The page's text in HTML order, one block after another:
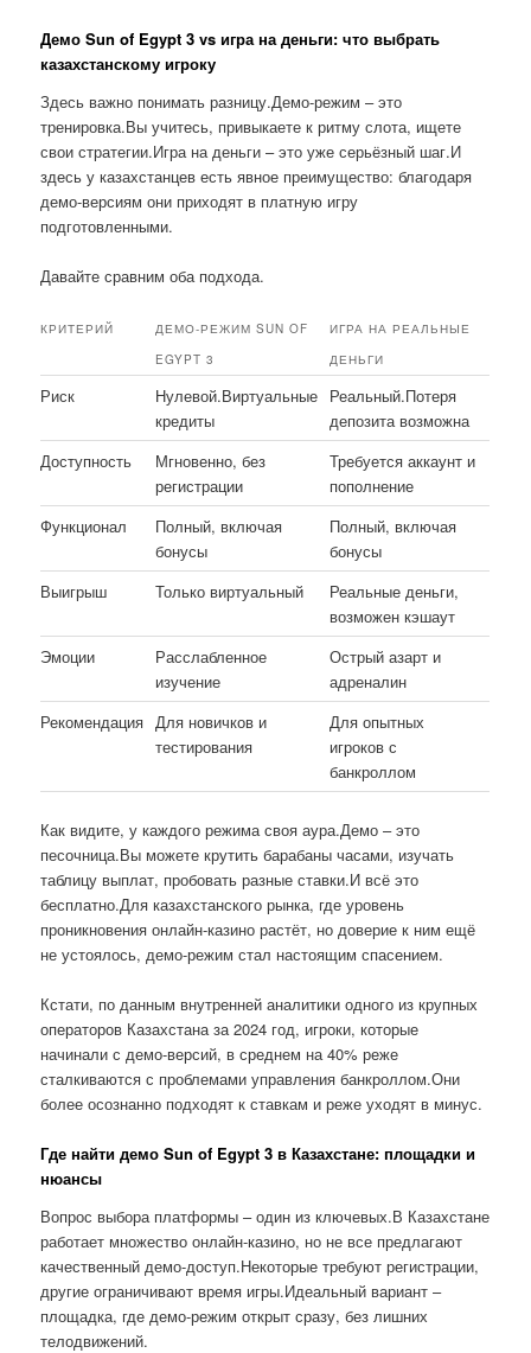
Демо Sun of Egypt 3 vs игра на деньги: что выбрать
казахстанскому игроку
Здесь важно понимать разницу.Демо-режим – это
тренировка.Вы учитесь, привыкаете к ритму слота, ищете
свои стратегии.Игра на деньги – это уже серьёзный шаг.И
здесь у казахстанцев есть явное преимущество: благодаря
демо-версиям они приходят в платную игру
подготовленными.
Давайте сравним оба подхода.
КРИТЕРИЙ
ДЕМО-РЕЖИМ SUN OF
EGYPT 3
ИГРА НА РЕАЛЬНЫЕ
ДЕНЬГИ
Риск
Нулевой.Виртуальные
кредиты
Реальный.Потеря
депозита возможна
Доступность
Мгновенно, без
регистрации
Требуется аккаунт и
пополнение
Функционал
Полный, включая
бонусы
Полный, включая
бонусы
Выигрыш
Только виртуальный
Реальные деньги,
возможен кэшаут
Эмоции
Расслабленное
изучение
Острый азарт и
адреналин
Рекомендация Для новичков и
тестирования
Для опытных
игроков с
банкроллом
Как видите, у каждого режима своя аура.Демо – это
песочница.Вы можете крутить барабаны часами, изучать
таблицу выплат, пробовать разные ставки.И всё это
бесплатно.Для казахстанского рынка, где уровень
проникновения онлайн-казино растёт, но доверие к ним ещё
не устоялось, демо-режим стал настоящим спасением.
Кстати, по данным внутренней аналитики одного из крупных
операторов Казахстана за 2024 год, игроки, которые
начинали с демо-версий, в среднем на 40% реже
сталкиваются с проблемами управления банкроллом.Они
более осознанно подходят к ставкам и реже уходят в минус.
Где найти демо Sun of Egypt 3 в Казахстане: площадки и
нюансы
Вопрос выбора платформы – один из ключевых.В Казахстане
работает множество онлайн-казино, но не все предлагают
качественный демо-доступ.Некоторые требуют регистрации,
другие ограничивают время игры.Идеальный вариант –
площадка, где демо-режим открыт сразу, без лишних
телодвижений.